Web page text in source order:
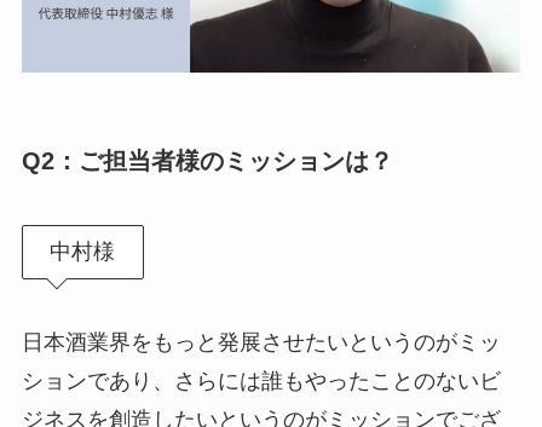
Q2： ご担当者様のミッションは？
中村様
日本酒業界をもっと発展させたいというのがミッ
ションであり、さらには誰もやったことのないビ
ジネスを創造したいというのがミッションでござ